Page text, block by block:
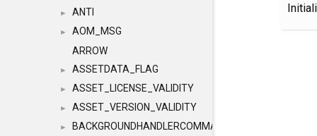
► ANTI
►
AOM_MSG
ARROW
► ASSETDATA_FLAG
► ASSET_LICENSE_VALIDITY
► ASSET_VERSION_VALIDITY
► BACKGROUNDHANDLERCOMMAND